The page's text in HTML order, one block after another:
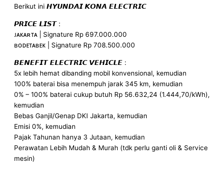
Berikut ini 𝙃𝙔𝙐𝙉𝘿𝘼𝙄 𝙆𝙊𝙉𝘼 𝙀𝙇𝙀𝘾𝙏𝙍𝙄𝘾
𝙋𝙍𝙄𝘾𝙀 𝙇𝙄𝙎𝙏 :
ᴊᴀᴋᴀʀᴛᴀ | Signature Rp 697.000.000
ʙᴏᴅᴇᴛᴀʙᴇᴋ | Signature Rp 708.500.000
𝘽𝙀𝙉𝙀𝙁𝙄𝙏 𝙀𝙇𝙀𝘾𝙏𝙍𝙄𝘾 𝙑𝙀𝙃𝙄𝘾𝙇𝙀 :
5x lebih hemat dibanding mobil konvensional, kemudian
100% baterai bisa menempuh jarak 345 km, kemudian
0% – 100% baterai cukup butuh Rp 56.632,24 (1.444,70/kWh),
kemudian
Bebas Ganjil/Genap DKI Jakarta, kemudian
Emisi 0%, kemudian
Pajak Tahunan hanya 3 Jutaan, kemudian
Perawatan Lebih Mudah & Murah (tdk perlu ganti oli & Service
mesin)